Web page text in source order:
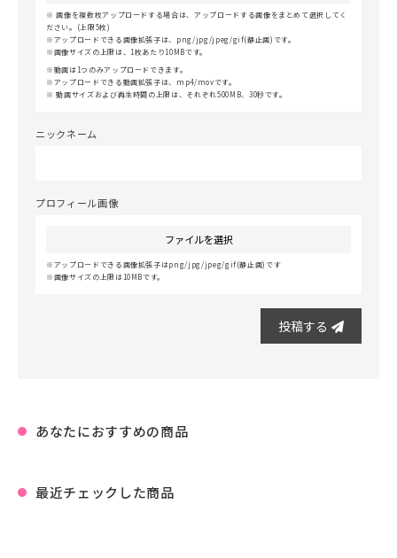
画像を複数枚アップロードする場合は、アップロードする画像をまとめて選択してく
ださい。(上限5枚)
アップロードできる画像拡張子は、png/jpg/jpeg/gif(静止画)です。
画像サイズの上限は、1枚あたり10MBです。
動画は1つのみアップロードできます。
アップロードできる動画拡張子は、mp4/movです。
動画サイズおよび再生時間の上限は、それぞれ500MB、30秒です。
ニックネーム
プロフィール画像
ファイルを選択
アップロードできる画像拡張子はpng/jpg/jpeg/gif(静止画)です
画像サイズの上限は10MBです。
投稿する
あなたにおすすめの商品
最近チェックした商品